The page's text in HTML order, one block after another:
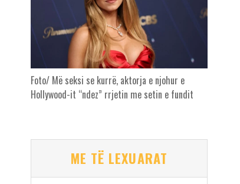
Foto/ Më seksi se kurrë, aktorja e njohur e
Hollywood-it “ndez” rrjetin me setin e fundit
ME TË LEXUARAT